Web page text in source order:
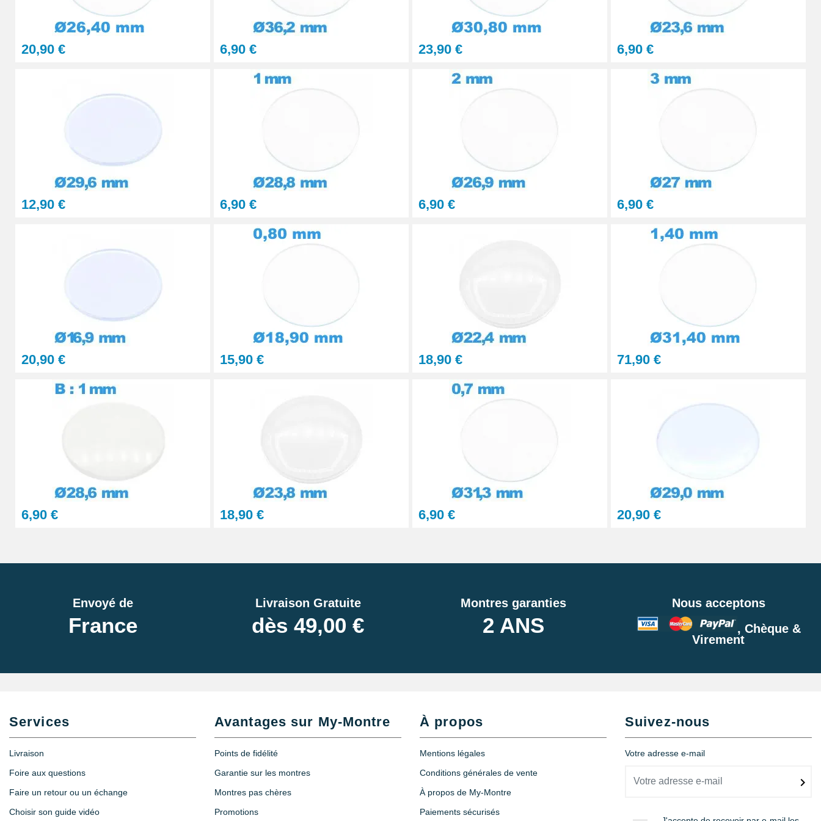
réparation bijoux montre
lentille agrandissante pour verre
qui facilitera la pose et la vérification du travail accompli. Dans la rubrique
montre de marque
, vous trouverez des pièces compatibles pour de nombreux
garde-temps. Le choix de ce verre circulaire minéral garantit une restauration
20,90 € 6,90 € 23,90 € 6,90 €
12,90 € 6,90 € 6,90 € 6,90 €
20,90 € 15,90 € 18,90 € 71,90 €
6,90 € 18,90 € 6,90 € 20,90 €
Envoyé de
France
Livraison Gratuite
dès 49,00 €
Montres garanties
2 ANS
Nous acceptons
, Chèque &
Virement
Services
Livraison
Foire aux questions
Faire un retour ou un échange
Choisir son guide vidéo
Avantages sur My-Montre
Points de fidélité
Garantie sur les montres
Montres pas chères
Promotions
À propos
Mentions légales
Conditions générales de vente
À propos de My-Montre
Paiements sécurisés
Suivez-nous
Votre adresse e-mail